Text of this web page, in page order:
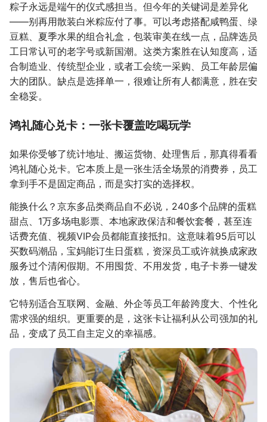
粽子永远是端午的仪式感担当。但今年的关键词是差异化
——别再用散装白米粽应付了事。可以考虑搭配咸鸭蛋、绿
豆糕、夏季水果的组合礼盒，包装审美在线一点，品牌选员
工日常认可的老字号或新国潮。这类方案胜在认知度高，适
合制造业、传统型企业，或者工会统一采购、员工年龄层偏
大的团队。缺点是选择单一，很难让所有人都满意，胜在安
全稳妥。
鸿礼随心兑卡：一张卡覆盖吃喝玩学
如果你受够了统计地址、搬运货物、处理售后，那真得看看
鸿礼随心兑卡。它本质上是一张生活全场景的消费券，员工
拿到手不是固定商品，而是实打实的选择权。
能换什么？京东多品类商品自不必说，240多个品牌的蛋糕
甜点、1万多场电影票、本地家政保洁和餐饮套餐，甚至连
话费充值、视频VIP会员都能直接抵扣。这意味着95后可以
买数码潮品，宝妈能订生日蛋糕，资深员工或许就换成家政
服务过个清闲假期。不用囤货、不用发货，电子卡券一键发
放，售后也省心。
它特别适合互联网、金融、外企等员工年龄跨度大、个性化
需求强的组织。更重要的是，这张卡让福利从公司强加的礼
品，变成了员工自主定义的幸福感。